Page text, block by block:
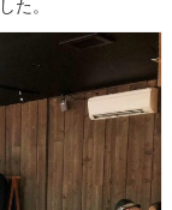
た。